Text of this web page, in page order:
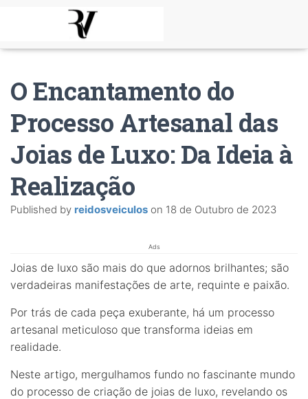
O Encantamento do
Processo Artesanal das
Joias de Luxo: Da Ideia à
Realização
Published by reidosveiculos on 18 de Outubro de 2023
Ads
Joias de luxo são mais do que adornos brilhantes; são
verdadeiras manifestações de arte, requinte e paixão.
Por trás de cada peça exuberante, há um processo
artesanal meticuloso que transforma ideias em
realidade.
Neste artigo, mergulhamos fundo no fascinante mundo
do processo de criação de joias de luxo, revelando os